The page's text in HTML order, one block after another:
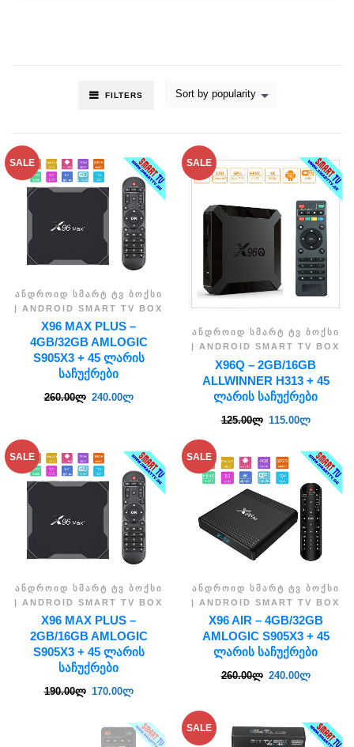
FILTERS Sort by popularity
SALE
ᲐᲜᲓᲠᲝᲘᲓ ᲡᲛᲐᲠᲢ ᲢᲕ ᲑᲝᲥᲡᲘ
| ANDROID SMART TV BOX
X96 MAX PLUS –
4GB/32GB AMLOGIC
S905X3 + 45 ᲚᲐᲠᲘᲡ
ᲡᲐᲩᲣᲥᲠᲔᲑᲘ
260.00ლ 240.00ლ
SALE
ᲐᲜᲓᲠᲝᲘᲓ ᲡᲛᲐᲠᲢ ᲢᲕ ᲑᲝᲥᲡᲘ
| ANDROID SMART TV BOX
X96Q – 2GB/16GB
ALLWINNER H313 + 45
ᲚᲐᲠᲘᲡ ᲡᲐᲩᲣᲥᲠᲔᲑᲘ
125.00ლ 115.00ლ
SALE
ᲐᲜᲓᲠᲝᲘᲓ ᲡᲛᲐᲠᲢ ᲢᲕ ᲑᲝᲥᲡᲘ
| ANDROID SMART TV BOX
X96 MAX PLUS –
2GB/16GB AMLOGIC
S905X3 + 45 ᲚᲐᲠᲘᲡ
ᲡᲐᲩᲣᲥᲠᲔᲑᲘ
190.00ლ 170.00ლ
SALE
ᲐᲜᲓᲠᲝᲘᲓ ᲡᲛᲐᲠᲢ ᲢᲕ ᲑᲝᲥᲡᲘ
| ANDROID SMART TV BOX
X96 AIR – 4GB/32GB
AMLOGIC S905X3 + 45
ᲚᲐᲠᲘᲡ ᲡᲐᲩᲣᲥᲠᲔᲑᲘ
260.00ლ 240.00ლ
SALE